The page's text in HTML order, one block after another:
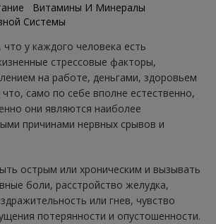
Витамины И Минералы
Системы
у каждого человека есть
стрессовые факторы,
на работе, деньгами, здоровьем
само по себе вполне естественно,
они являются наиболее
причинами нервных срывов и
острым или хроническим и вызывать
боли, расстройство желудка,
или гнев, чувство
потерянности и опустошенности.